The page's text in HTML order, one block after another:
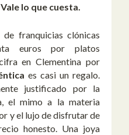
Vale lo que cuesta.
franquicias clónicas
euros por platos
en Clementina por
es casi un regalo.
justificado por la
el mimo a la materia
y el lujo de disfrutar de
honesto. Una joya